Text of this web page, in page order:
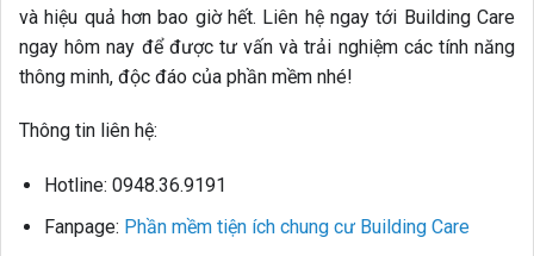
và hiệu quả hơn bao giờ hết. Liên hệ ngay tới Building Care
ngay hôm nay để được tư vấn và trải nghiệm các tính năng
thông minh, độc đáo của phần mềm nhé!
Thông tin liên hệ:
Hotline: 0948.36.9191
Fanpage: Phần mềm tiện ích chung cư Building Care